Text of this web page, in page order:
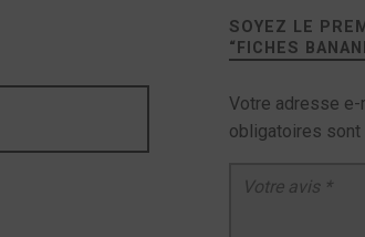
SOYEZ LE
“ FICHES
Votre adresse e-
obligatoires sont